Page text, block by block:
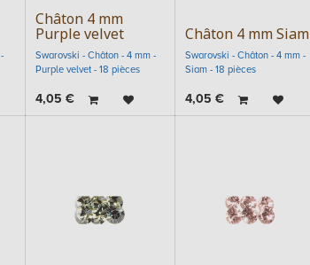
Châton 4 mm
Purple velvet
Swarovski - Châton - 4 mm -
Purple velvet - 18 pièces
4,05 €
Châton 4 mm Siam
Swarovski - Châton - 4 mm -
Siam - 18 pièces
4,05 €